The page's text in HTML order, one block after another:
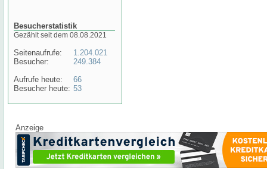
Besucherstatistik
Gezählt seit dem 08.08.2021
Seitenaufrufe:
Besucher:
Aufrufe heute:
Besucher heute:
1.204.021
249.384
66
53
Anzeige